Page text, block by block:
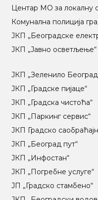
Центар МO за локалну
Комунална полиција
ЈКП „Београдске
ЈКП „Јавно осветљење“
ЈКП „Зеленило
ЈКП „Градске пијаце“
ЈКП „Градска чистоћа“
ЈКП „Паркинг сервис“
ЈКП Градско
ЈКП „Београд пут“
ЈКП „Инфостан“
ЈКП „Погребне услуге“
ЈП „Градско стамбено“